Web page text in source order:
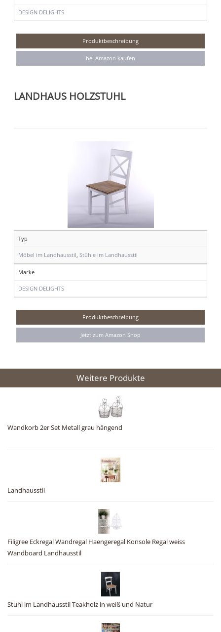
DESIGN DELIGHTS
Produktbeschreibung
bei Amazon kaufen
LANDHAUS HOLZSTUHL
Typ
Möbel im Landhausstil, Stühle im Landhausstil
Marke
DESIGN DELIGHTS
Produktbeschreibung
Jetzt zum Amazon Shop
Weitere Produkte
Wandkorb 2er Set Metall grau hängend
Landhausstil
Filigree Eckregal Wandregal Haengeregal Konsole Regal weiss
Wandboard Landhausstil
Stuhl im Landhausstil Teakholz in weiß und Natur